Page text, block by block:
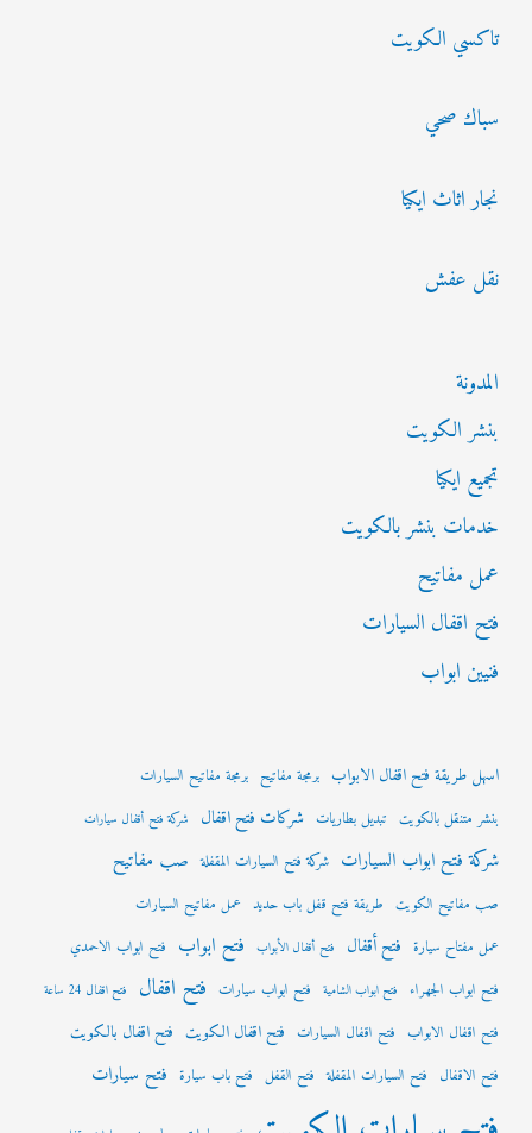
ع
تاكسي الكويت
سباك صحي
نجار اثاث ايكيا
نقل عفش
المدونة
بنشر الكويت
تجميع ايكيا
خدمات بنشر بالكويت
عمل مفاتيح
فتح اقفال السيارات
فنيين ابواب
اسهل طريقة فتح اقفال الابواب برمجة مفاتيح برمجة مفاتيح السيارات
بنشر متنقل بالكويت تبديل بطاريات شركات فتح اقفال شركة فتح أقفال سيارات
شركة فتح ابواب السيارات شركة فتح السيارات المقفلة صب مفاتيح
صب مفاتيح الكويت طريقة فتح قفل باب حديد عمل مفاتيح السيارات
عمل مفتاح سيارة فتح أقفال فتح أقفال الأبواب فتح ابواب فتح ابواب الاحمدي
فتح ابواب الجهراء فتح ابواب الشامية فتح ابواب سيارات فتح اقفال فتح اقفال 24 ساعة
فتح اقفال الابواب فتح اقفال السيارات فتح اقفال الكويت فتح اقفال بالكويت
فتح الاقفال فتح السيارات المقفلة فتح القفل فتح باب سيارة فتح سيارات